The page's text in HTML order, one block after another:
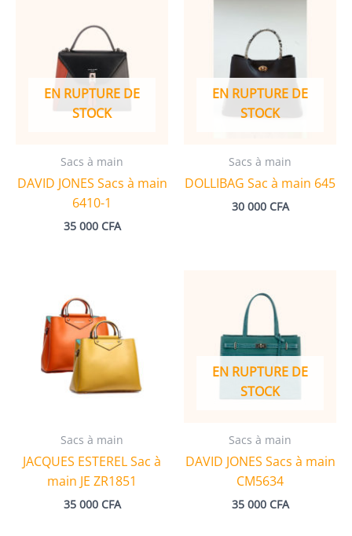
EN RUPTURE DE
STOCK
Sacs à main
DAVID JONES Sacs à main
6410-1
35 000 CFA
EN RUPTURE DE
STOCK
Sacs à main
DOLLIBAG Sac à main 645
30 000 CFA
Sacs à main
JACQUES ESTEREL Sac à
main JE ZR1851
35 000 CFA
EN RUPTURE DE
STOCK
Sacs à main
DAVID JONES Sacs à main
CM5634
35 000 CFA